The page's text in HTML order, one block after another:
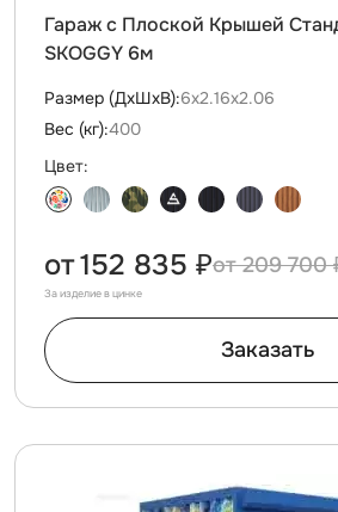
Гараж с Плоской Крышей
SKOGGY 6м
Размер (ДxШxВ):6х2.16х2.06
Вес (кг):400
Цвет:
209 700
от152 835 ₽
За изделие в цинке
Заказать